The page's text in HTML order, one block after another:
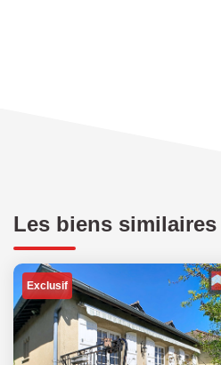
Les biens similaires
Exclusif